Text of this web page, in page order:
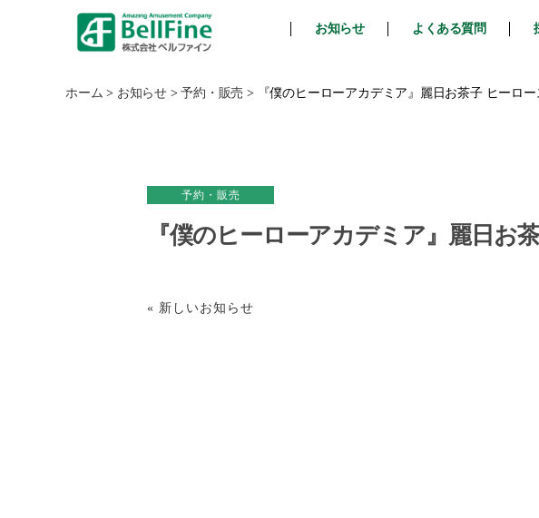
フ
お知らせ よくある質問
ホーム > お知らせ>予約・販売 > 『僕のヒーローアカデミア』麗日お茶子 ヒーロ
予約・販売
『僕のヒーローアカデミア』麗日お
« 新しいお知らせ